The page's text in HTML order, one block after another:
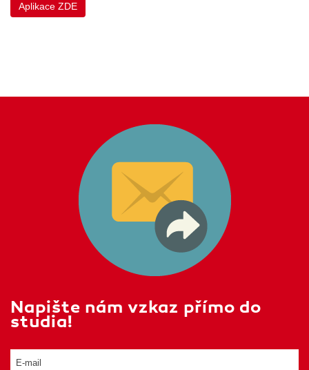
Aplikace ZDE
Napište nám vzkaz přímo do
studia!